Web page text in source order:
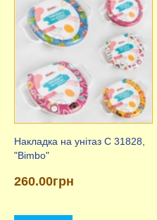
Накладка на унітаз C 31828,
"Bimbo"
260.00грн